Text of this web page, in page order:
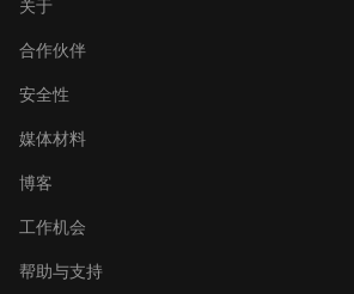
关于
合作伙伴
安全性
媒体材料
博客
工作机会
帮助与支持